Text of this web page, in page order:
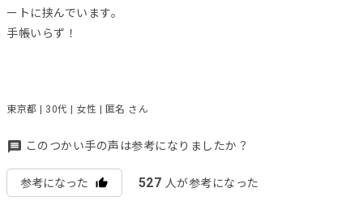
ートに挟んでいます。
手帳いらず！
東京都 | 30代 | 女性 | 匿名 さん
このつかい手の声は参考になりましたか？
参考になった 527 人が参考になった